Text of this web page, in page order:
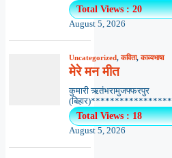
Total Views : 20
August 5, 2026
Uncategorized,कविता,काव्यभाषा
मेरे मन मीत
कुमारी ऋतंभरामुजफ्फरपुर
Total Views : 18
August 5, 2026